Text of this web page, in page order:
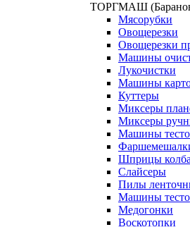
ТОРГМАШ
Мясорубки
Овощерезки
Овощерезки
Машины
Лукочистки
Машины
Куттеры
Миксеры
Миксеры
Машины
Шприцы
Слайсеры
Пилы
Машины
Медогонки
Воскотопки